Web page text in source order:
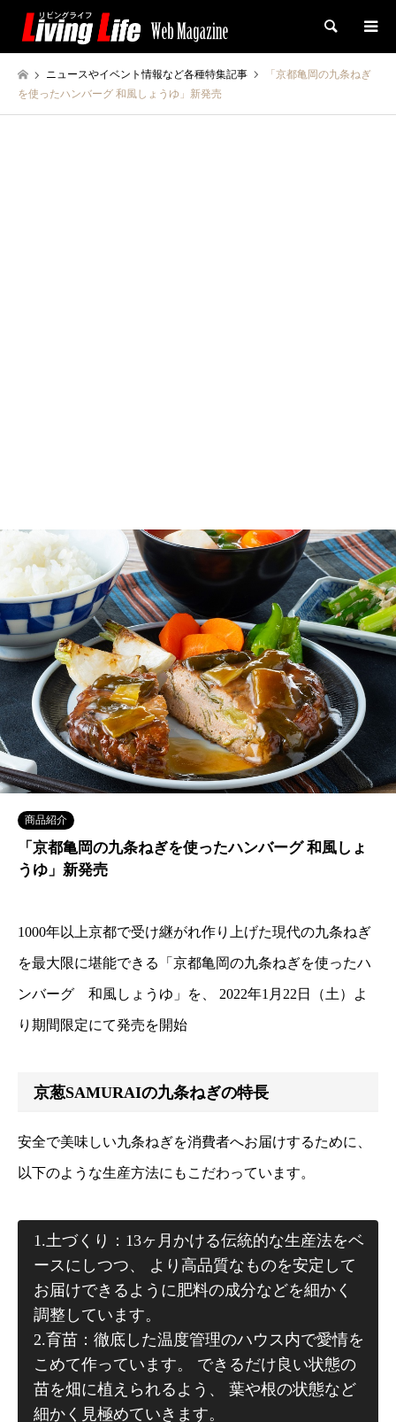
検索
ニュースやイベント情報など各種特集記事
「京都亀岡の九条ねぎ
を使ったハンバーグ 和風しょうゆ」新発売
商品紹介
「京都亀岡の九条ねぎを使ったハンバーグ 和風しょ
うゆ」新発売
1000年以上京都で受け継がれ作り上げた現代の九条ねぎ
を最大限に堪能できる「京都亀岡の九条ねぎを使ったハ
ンバーグ 和風しょうゆ」を、 2022年1月22日（土）よ
り期間限定にて発売を開始
京葱SAMURAIの九条ねぎの特長
安全で美味しい九条ねぎを消費者へお届けするために、
以下のような生産方法にもこだわっています。
1.土づくり：13ヶ月かける伝統的な生産法をベ
ースにしつつ、 より高品質なものを安定して
お届けできるように肥料の成分などを細かく
調整しています。
2.育苗：徹底した温度管理のハウス内で愛情を
こめて作っています。 できるだけ良い状態の
苗を畑に植えられるよう、 葉や根の状態など
細かく見極めていきます。